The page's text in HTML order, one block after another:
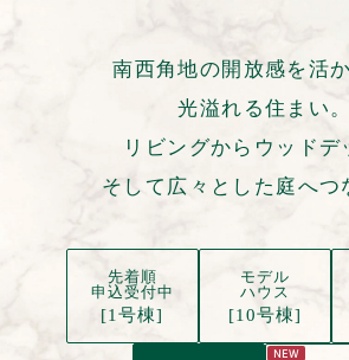
南西角地の開放感を活か
光溢れる住まい。
リビングからウッドデ
そして広々とした庭へつ
先着順
申込受付中
[1号棟]
モデル
ハウス
[10号棟]
NEW